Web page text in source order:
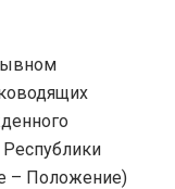
– Положение)